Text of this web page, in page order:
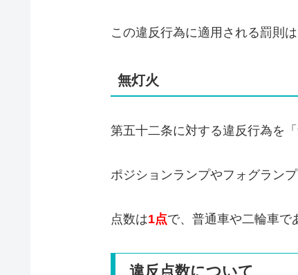
この違反行為に適用される罰則は
無灯火
第五十二条に対する違反行為を
ポジションランプやフォグラン
点数は1点で、普通車や二輪車で
違反点数について